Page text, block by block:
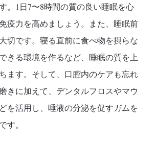
。1日7〜8時間の質の良い睡眠を心
疫力を高めましょう。また、睡眠前
切です。寝る直前に食べ物を摂らな
きる環境を作るなど、睡眠の質を上
ます。そして、口腔内のケアも忘れ
きに加えて、デンタルフロスやマウ
を活用し、唾液の分泌を促すガムを
す。